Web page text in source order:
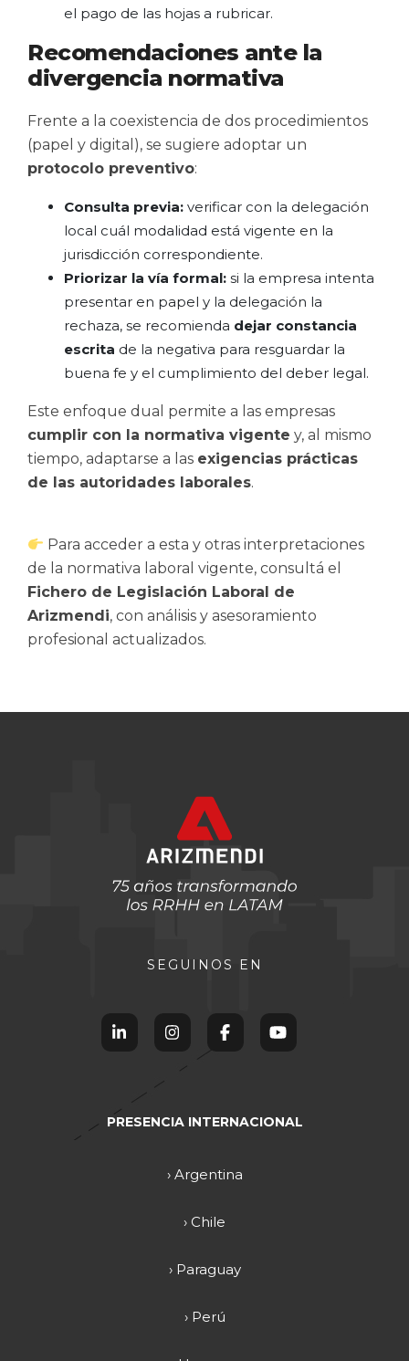
el pago de las hojas a rubricar.
Recomendaciones ante la
divergencia normativa
Frente a la coexistencia de dos procedimientos
(papel y digital), se sugiere adoptar un
protocolo preventivo:
Consulta previa: verificar con la delegación
local cuál modalidad está vigente en la
jurisdicción correspondiente.
Priorizar la vía formal: si la empresa intenta
presentar en papel y la delegación la
rechaza, se recomienda dejar constancia
escrita de la negativa para resguardar la
buena fe y el cumplimiento del deber legal.
Este enfoque dual permite a las empresas
cumplir con la normativa vigente y, al mismo
tiempo, adaptarse a las exigencias prácticas
de las autoridades laborales.
Para acceder a esta y otras interpretaciones
de la normativa laboral vigente, consultá el
Fichero de Legislación Laboral de
Arizmendi, con análisis y asesoramiento
profesional actualizados.
SEGUINOS EN
PRESENCIA INTERNACIONAL
› Argentina
› Chile
› Paraguay
› Perú